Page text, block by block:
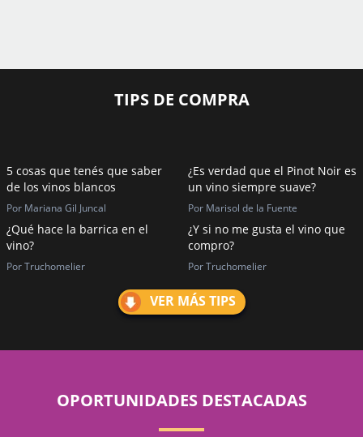
TIPS DE COMPRA
5 cosas que tenés que saber
de los vinos blancos
Por Mariana Gil Juncal
¿Es verdad que el Pinot Noir es
un vino siempre suave?
Por Marisol de la Fuente
¿Qué hace la barrica en el
vino?
Por Truchomelier
¿Y si no me gusta el vino que
compro?
Por Truchomelier
VER MÁS TIPS
OPORTUNIDADES DESTACADAS